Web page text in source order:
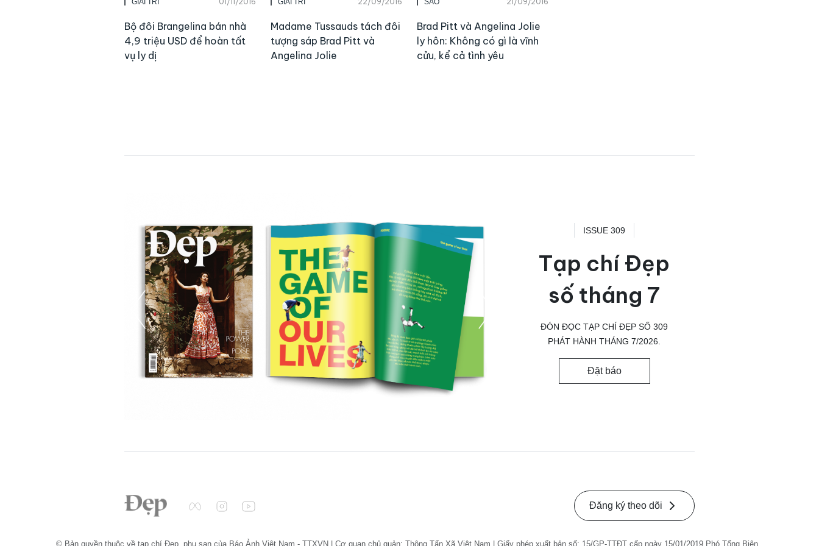
Bộ đôi Brangelina bán nhà
4,9 triệu USD để hoàn tất
vụ ly dị
Madame Tussauds tách đôi
tượng sáp Brad Pitt và
Angelina Jolie
Brad Pitt và Angelina Jolie
ly hôn: Không có gì là vĩnh
cửu, kể cả tình yêu
ISSUE 309
Tạp chí Đẹp
số tháng 7
ĐÓN ĐỌC TẠP CHÍ ĐẸP SỐ 309
PHÁT HÀNH THÁNG 7/2026.
Đặt báo
Đăng ký theo dõi
© Bản quyền thuộc về tạp chí Đẹp, phụ san của Báo Ảnh Việt Nam - TTXVN | Cơ quan chủ quản: Thông Tấn Xã Việt Nam | Giấy phép xuất bản số: 15/GP-TTĐT cấp ngày 15/01/2019 Phó Tổng Biên